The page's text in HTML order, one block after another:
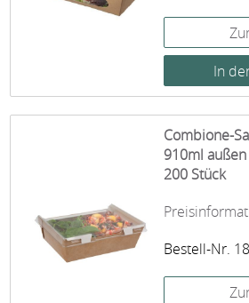
Combione-
910ml
200 Stück
Bestell-Nr.